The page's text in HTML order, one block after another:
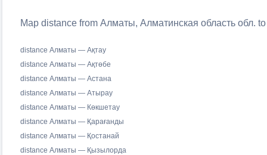
Map distance from Алматы, Алматинская область обл.
distance Алматы — Ақтау
distance Алматы — Ақтөбе
distance Алматы — Астана
distance Алматы — Атырау
distance Алматы — Көкшетау
distance Алматы — Қарағанды
distance Алматы — Қостанай
distance Алматы — Қызылорда